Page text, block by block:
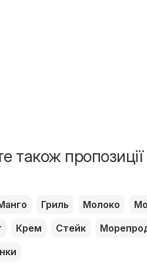
також пропозиції
Гриль Молоко
Крем Стейк